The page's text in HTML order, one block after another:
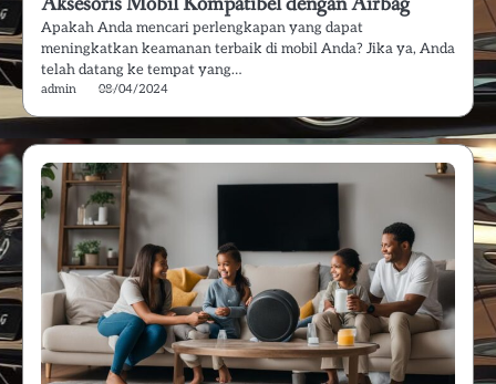
Apakah Anda mencari perlengkapan yang dapat
meningkatkan keamanan terbaik di mobil Anda? Jika ya, Anda
telah datang ke tempat yang…
admin 08/04/2024